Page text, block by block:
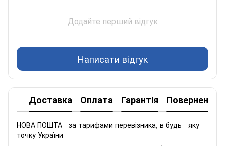
Додайте перший відгук
Написати відгук
Доставка Оплата Гарантія Повернення
НОВА ПОШТА - за тарифами перевізника, в будь - яку
точку України